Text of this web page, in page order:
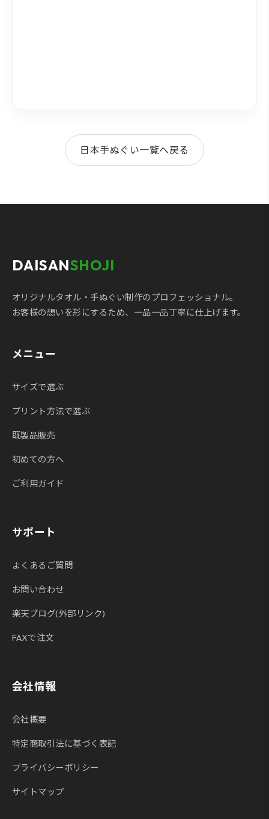
日本手ぬぐい一覧へ戻る
DAISANSHOJI
オリジナルタオル・手ぬぐい制作のプロフェッショナル。
お客様の想いを形にするため、一品一品丁寧に仕上げます。
メニュー
サイズで選ぶ
プリント方法で選ぶ
既製品販売
初めての方へ
ご利用ガイド
サポート
よくあるご質問
お問い合わせ
楽天ブログ(外部リンク)
FAXで注文
会社情報
会社概要
特定商取引法に基づく表記
プライバシーポリシー
サイトマップ